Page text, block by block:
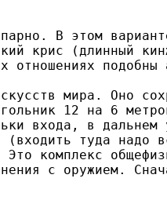
В этом
крис (длинный
отношениях подобны
мира. Оно
12 на 6
входа, в
(входить туда
Это комплекс
с оружием.